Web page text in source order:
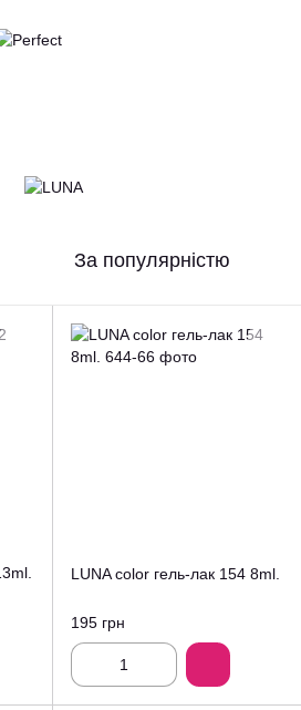
За популярністю
LUNA color гель-лак 154 8ml.
195 грн